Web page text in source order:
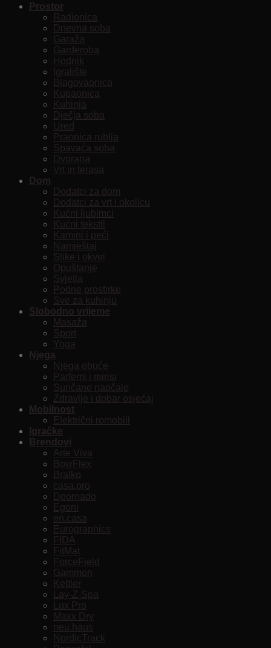
Prostor
Radionica
Dnevna soba
Garaža
Garderoba
Hodnik
Igralište
Blagovaonica
Kupaonica
Kuhinja
Dječja soba
Ured
Praonica rublja
Spavaća soba
Dvorana
Vrt in terasa
Dom
Dodatci za dom
Dodatci za vrt i okolicu
Kućni ljubimci
Kućni tekstil
Kamini i peći
Namještaj
Slike i okviri
Opuštanje
Svjetla
Podne prostirke
Sve za kuhinju
Slobodno vrijeme
Masaža
Sport
Yoga
Njega
Njega obuće
Parfemi i mirisi
Sunčane naočale
Zdravlje i dobar osjećaj
Mobilnost
Električni romobili
Igračke
Brendovi
Arte Viva
BowFlex
Bralko
casa.pro
Doornado
Egoni
en.casa
Eurographics
FIDA
FitMat
ForceField
Gammon
Kettler
Lay-Z-Spa
Lux Pro
Maxx Dry
neu.haus
NordicTrack